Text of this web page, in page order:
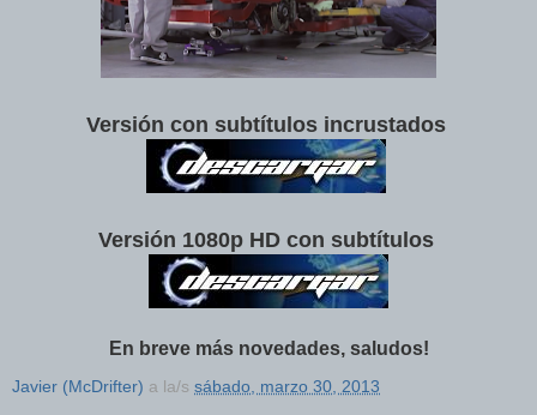
Versión con subtítulos incrustados
Versión 1080p HD con subtítulos
En breve más novedades, saludos!
Javier (McDrifter) a la/s sábado, marzo 30, 2013